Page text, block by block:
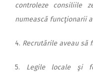
controleze consiliile
numească funcţionarii
4. Recrutările aveau să
5. Legile locale şi